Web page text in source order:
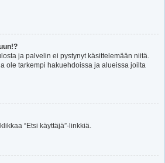
ja palvelin ei pystynyt käsittelemään niitä.
ole tarkempi hakuehdoissa ja alueissa joilta
“Etsi käyttäjä”-linkkiä.